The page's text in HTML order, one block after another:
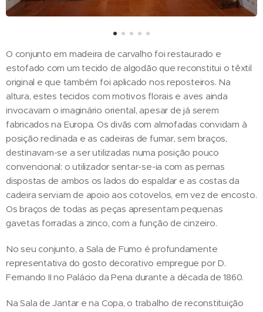
O conjunto em madeira de carvalho foi restaurado e
estofado com um tecido de algodão que reconstitui o têxtil
original e que também foi aplicado nos reposteiros. Na
altura, estes tecidos com motivos florais e aves ainda
invocavam o imaginário oriental, apesar de já serem
fabricados na Europa. Os divãs com almofadas convidam à
posição reclinada e as cadeiras de fumar, sem braços,
destinavam-se a ser utilizadas numa posição pouco
convencional: o utilizador sentar-se-ia com as pernas
dispostas de ambos os lados do espaldar e as costas da
cadeira serviam de apoio aos cotovelos, em vez de encosto.
Os braços de todas as peças apresentam pequenas
gavetas forradas a zinco, com a função de cinzeiro.
No seu conjunto, a Sala de Fumo é profundamente
representativa do gosto decorativo empregue por D.
Fernando II no Palácio da Pena durante a década de 1860.
Na Sala de Jantar e na Copa, o trabalho de reconstituição